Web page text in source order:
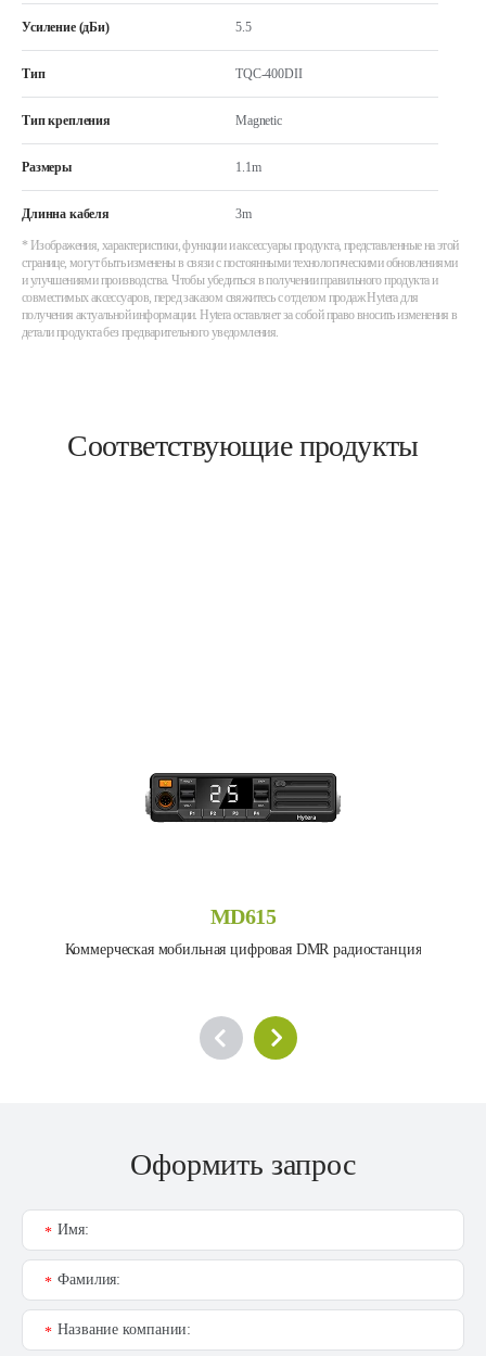
Усиление (дБи) 5.5
Тип TQC-400DII
Тип крепления Magnetic
Размеры 1.1m
Длинна кабеля 3m
* Изображения, характеристики, функции и аксессуары продукта, представленные на этой
странице, могут быть изменены в связи с постоянными технологическими обновлениями
и улучшениями производства. Чтобы убедиться в получении правильного продукта и
совместимых аксессуаров, перед заказом свяжитесь с отделом продаж Hytera для
получения актуальной информации. Hytera оставляет за собой право вносить изменения в
детали продукта без предварительного уведомления.
Соответствующие продукты
MD615
Коммерческая мобильная цифровая DMR радиостанция
Оформить запрос
Имя:
*
Фамилия:
*
Название компании:
*